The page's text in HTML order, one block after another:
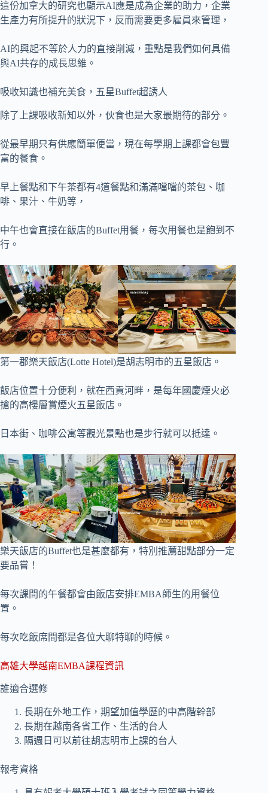
這份加拿大的研究也顯示AI應是成為企業的助力，企業
生產力有所提升的狀況下，反而需要更多雇員來管理，
AI的興起不等於人力的直接削減，重點是我們如何具備
與AI共存的成長思維。
吸收知識也補充美食，五星Buffet超誘人
除了上課吸收新知以外，伙食也是大家最期待的部分。
從最早期只有供應簡單便當，現在每學期上課都會包豐
富的餐食。
早上餐點和下午茶都有4道餐點和滿滿噹噹的茶包、咖
啡、果汁、牛奶等，
中午也會直接在飯店的Buffet用餐，每次用餐也是飽到不
行。
第一郡樂天飯店(Lotte Hotel)是胡志明市的五星飯店。
飯店位置十分便利，就在西貢河畔，是每年國慶煙火必
搶的高樓層賞煙火五星飯店。
日本街、咖啡公寓等觀光景點也是步行就可以抵達。
樂天飯店的Buffet也是甚麼都有，特別推薦甜點部分一定
要品嘗！
每次課間的午餐都會由飯店安排EMBA師生的用餐位
置。
每次吃飯席間都是各位大聊特聊的時候。
高雄大學越南EMBA課程資訊
誰適合選修
長期在外地工作，期望加值學歷的中高階幹部
長期在越南各省工作、生活的台人
隔週日可以前往胡志明市上課的台人
報考資格